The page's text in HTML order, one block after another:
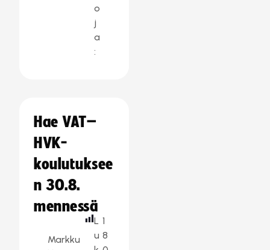
o
j
a
:
Hae VAT–
HVK-
koulutuksee
n 30.8.
mennessä
Markku
L
u
1
8